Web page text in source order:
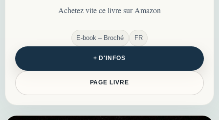
zones d’incertitude persistantes.
Achetez vite ce livre sur Amazon
E-book – Broché FR
+ D'INFOS
PAGE LIVRE